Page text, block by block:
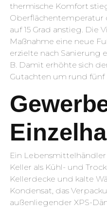
thermische Komfort
Oberflächentemperatur
auf 15 Grad anstieg. Die
Maßnahme eine neue
erzielte nach Sanierung
B. Damit erhöhte sich
Gutachten um rund fünf
Ein
Keller als Kühl- und
Kellerdecke und kalte
Kondensat, das
außenliegender XPS-